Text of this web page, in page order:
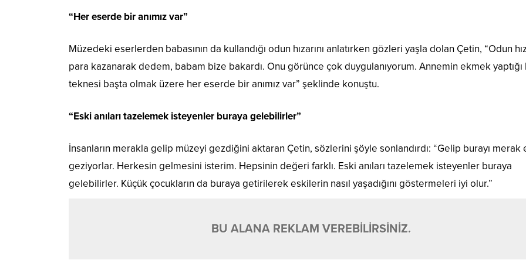
“Her eserde bir anımız var”
Müzedeki eserlerden babasının da kullandığı odun hızarını anlatırken gözleri yaşla dolan Çetin, “Odun
para kazanarak dedem, babam bize bakardı. Onu görünce çok duygulanıyorum. Annemin ekmek yaptığı
teknesi başta olmak üzere her eserde bir anımız var” şeklinde konuştu.
“Eski anıları tazelemek isteyenler buraya gelebilirler”
İnsanların merakla gelip müzeyi gezdiğini aktaran Çetin, sözlerini şöyle sonlandırdı: “Gelip burayı merak
geziyorlar. Herkesin gelmesini isterim. Hepsinin değeri farklı. Eski anıları tazelemek isteyenler buraya
gelebilirler. Küçük çocukların da buraya getirilerek eskilerin nasıl yaşadığını göstermeleri iyi olur.”
BU ALANA REKLAM VEREBİLİRSİNİZ.